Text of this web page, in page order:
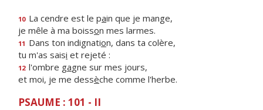
10 La cendre est le pain que je mange,
je mêle à ma boisson mes larmes.
11 Dans ton indignation, dans ta colère,
tu m'as saisi et rejeté :
12 l'ombre gagne sur mes jours,
et moi, je me dessèche comme l'herbe.
PSAUME : 101 - II